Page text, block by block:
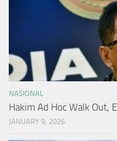
NASIONAL
Hakim Ad Hoc Walk Out,
JANUARY 9, 2026